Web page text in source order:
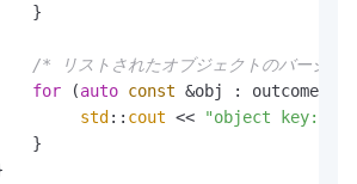
}
/* リストされたオブジェクトのバージョ
for (auto const &obj :
std:: cout << "object key:"
}